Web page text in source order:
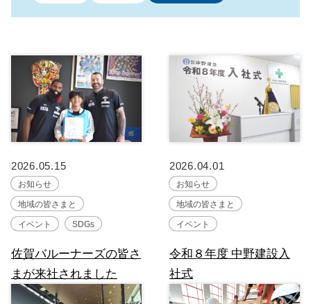
2026.05.15
お知らせ
地域の皆さまと
イベント SDGs
佐賀バルーナーズの皆さ
まが来社されました
2026.04.01
お知らせ
地域の皆さまと
イベント
令和８年度 中野建設入
社式